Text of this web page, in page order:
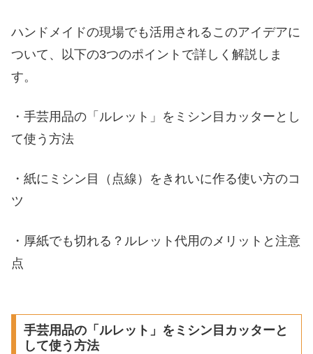
ハンドメイドの現場でも活用されるこのアイデアに
ついて、以下の3つのポイントで詳しく解説しま
す。
・手芸用品の「ルレット」をミシン目カッターとし
て使う方法
・紙にミシン目（点線）をきれいに作る使い方のコ
ツ
・厚紙でも切れる？ルレット代用のメリットと注意
点
手芸用品の「ルレット」をミシン目カッターと
して使う方法